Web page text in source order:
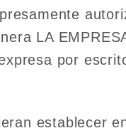
LA
por
establecer